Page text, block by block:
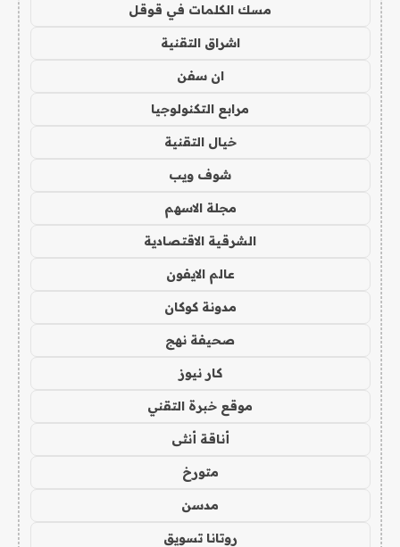
مسك الكلمات في قوقل
اشراق التقنية
ان سفن
مرابع التكنولوجيا
خيال التقنية
شوف ويب
مجلة الاسهم
الشرقية الاقتصادية
عالم الايفون
مدونة كوكان
صحيفة نهج
كار نيوز
موقع خبرة التقني
أناقة أنثى
متورخ
مدسن
روتانا تسويق